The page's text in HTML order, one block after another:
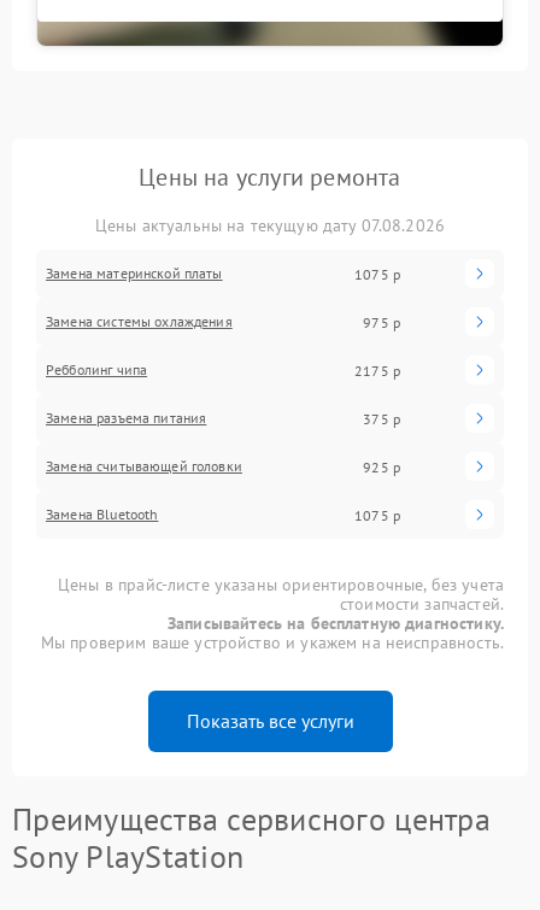
Цены на услуги ремонта
Цены актуальны на текущую дату 07.08.2026
Замена материнской платы 1075 р
Замена системы охлаждения 975 р
Ребболинг чипа 2175 р
Замена разъема питания 375 р
Замена считывающей головки 925 р
Замена Bluetooth 1075 р
Цены в прайс-листе указаны ориентировочные, без учета
стоимости запчастей.
Записывайтесь на бесплатную диагностику.
Мы проверим ваше устройство и укажем на неисправность.
Показать все услуги
Преимущества сервисного центра
Sony PlayStation